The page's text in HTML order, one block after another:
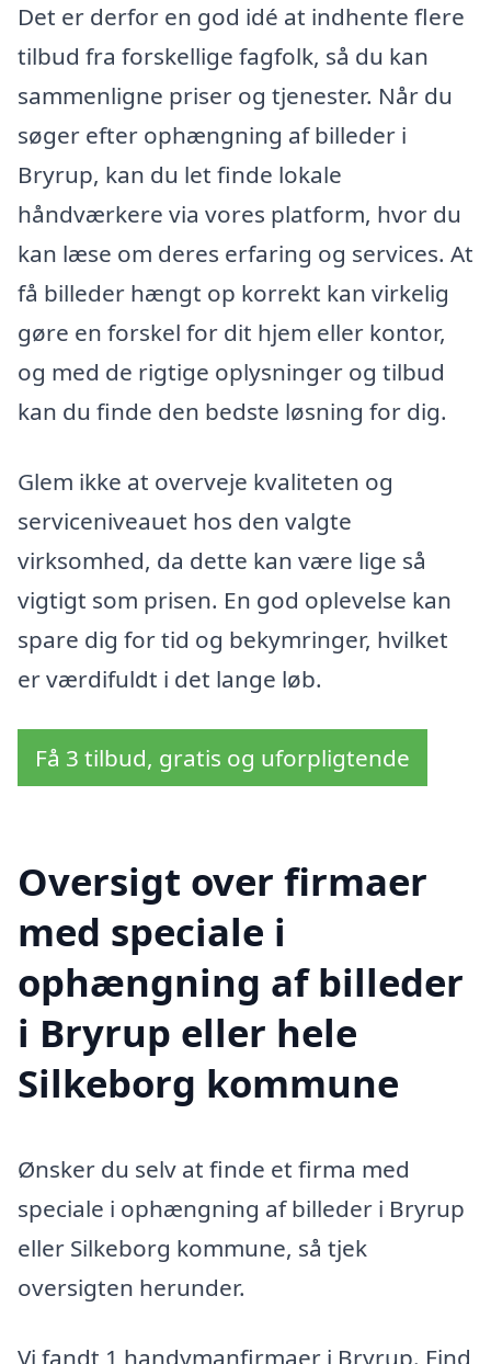
Det er derfor en god idé at indhente flere
tilbud fra forskellige fagfolk, så du kan
sammenligne priser og tjenester. Når du
søger efter ophængning af billeder i
Bryrup, kan du let finde lokale
håndværkere via vores platform, hvor du
kan læse om deres erfaring og services. At
få billeder hængt op korrekt kan virkelig
gøre en forskel for dit hjem eller kontor,
og med de rigtige oplysninger og tilbud
kan du finde den bedste løsning for dig.
Glem ikke at overveje kvaliteten og
serviceniveauet hos den valgte
virksomhed, da dette kan være lige så
vigtigt som prisen. En god oplevelse kan
spare dig for tid og bekymringer, hvilket
er værdifuldt i det lange løb.
Få 3 tilbud, gratis og uforpligtende
Oversigt over firmaer
med speciale i
ophængning af billeder
i Bryrup eller hele
Silkeborg kommune
Ønsker du selv at finde et firma med
speciale i ophængning af billeder i Bryrup
eller Silkeborg kommune, så tjek
oversigten herunder.
Vi fandt 1 handymanfirmaer i Bryrup. Find